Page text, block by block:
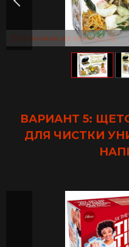
Батончики из компоста
ВАРИАНТ 5:
ДЛЯ ЧИСТКИ